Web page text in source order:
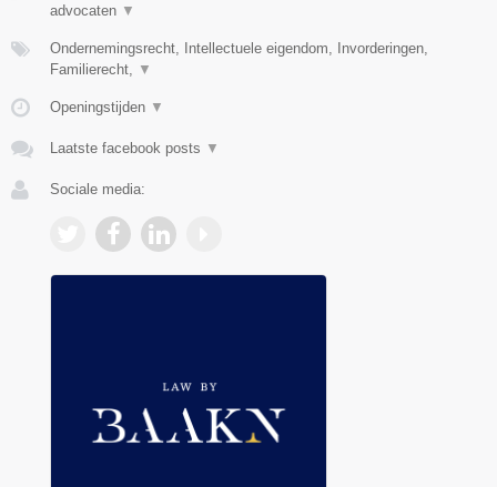
advocaten ▼
Ondernemingsrecht, Intellectuele eigendom, Invorderingen,
Familierecht,
▼
Openingstijden ▼
Laatste facebook posts ▼
Sociale media: